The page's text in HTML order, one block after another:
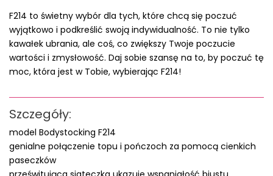
F214 to świetny wybór dla tych, które chcą się poczuć
wyjątkowo i podkreślić swoją indywidualność. To nie tylko
kawałek ubrania, ale coś, co zwiększy Twoje poczucie
wartości i zmysłowość. Daj sobie szansę na to, by poczuć tę
moc, która jest w Tobie, wybierając F214!
Szczegóły:
model Bodystocking F214
genialne połączenie topu i pończoch za pomocą cienkich
paseczków